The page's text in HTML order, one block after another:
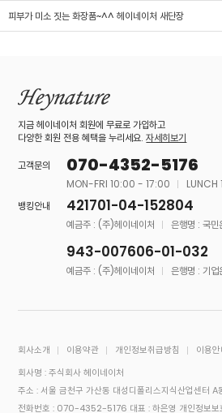
피부가 미소 짓는 화장품~^^ 헤이네이처 새단장
지금 헤이네이처 회원에 무료로 가입하고
다양한 회원 전용 혜택을 누리세요.자세히보기
고객문의
070-4352-5176
MON-FRI 10:00 - 17:00
뱅킹안내
421701-04-152804
예금주 : (주)헤이네이처 은행명 : 국민
943-007606-01-032
예금주 : (주)헤이네이처 은행명 : 기업
회사소개 이용약관 개인정보취급방침
이용안
회사명 : 주식회사 헤이네이처
주소 : 서울 금천구 가산동 대성디폴리스지식산업센터 A
전화번호 : 070-4352-5176 대표 : 하은영 개인정보